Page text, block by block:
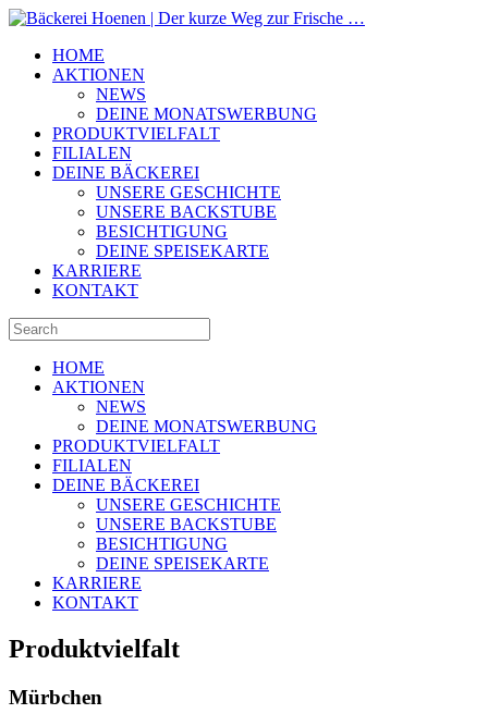
HOME
AKTIONEN
NEWS
DEINE MONATSWERBUNG
PRODUKTVIELFALT
FILIALEN
DEINE BÄCKEREI
UNSERE GESCHICHTE
UNSERE BACKSTUBE
BESICHTIGUNG
DEINE SPEISEKARTE
KARRIERE
KONTAKT
HOME
AKTIONEN
NEWS
DEINE MONATSWERBUNG
PRODUKTVIELFALT
FILIALEN
DEINE BÄCKEREI
UNSERE GESCHICHTE
UNSERE BACKSTUBE
BESICHTIGUNG
DEINE SPEISEKARTE
KARRIERE
KONTAKT
Produktvielfalt
Mürbchen